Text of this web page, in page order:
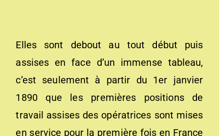
Elles sont debout au tout début puis
assises en face d’un immense tableau,
c’est seulement à partir du 1er janvier
1890 que les premières positions de
travail assises des opératrices sont mises
en service pour la première fois en France